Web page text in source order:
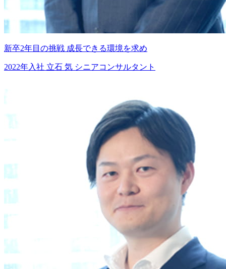
新卒2年目の挑戦 成長できる環境を求め
2022年入社 立石 気 シニアコンサルタント